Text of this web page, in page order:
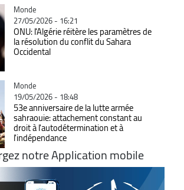
Catégorie
Monde
27/05/2026 - 16:21
ONU: l'Algérie réitère les paramètres de
la résolution du conflit du Sahara
Occidental
Catégorie
Monde
19/05/2026 - 18:48
53e anniversaire de la lutte armée
sahraouie: attachement constant au
droit à l'autodétermination et à
l'indépendance
notre Application mobile